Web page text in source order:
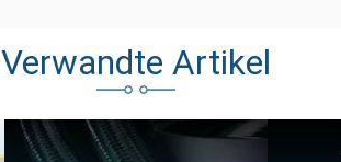
Verwandte Artikel